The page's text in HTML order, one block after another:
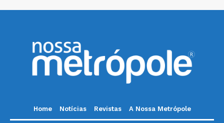
Home Notícias Revistas A Nossa Metrópole